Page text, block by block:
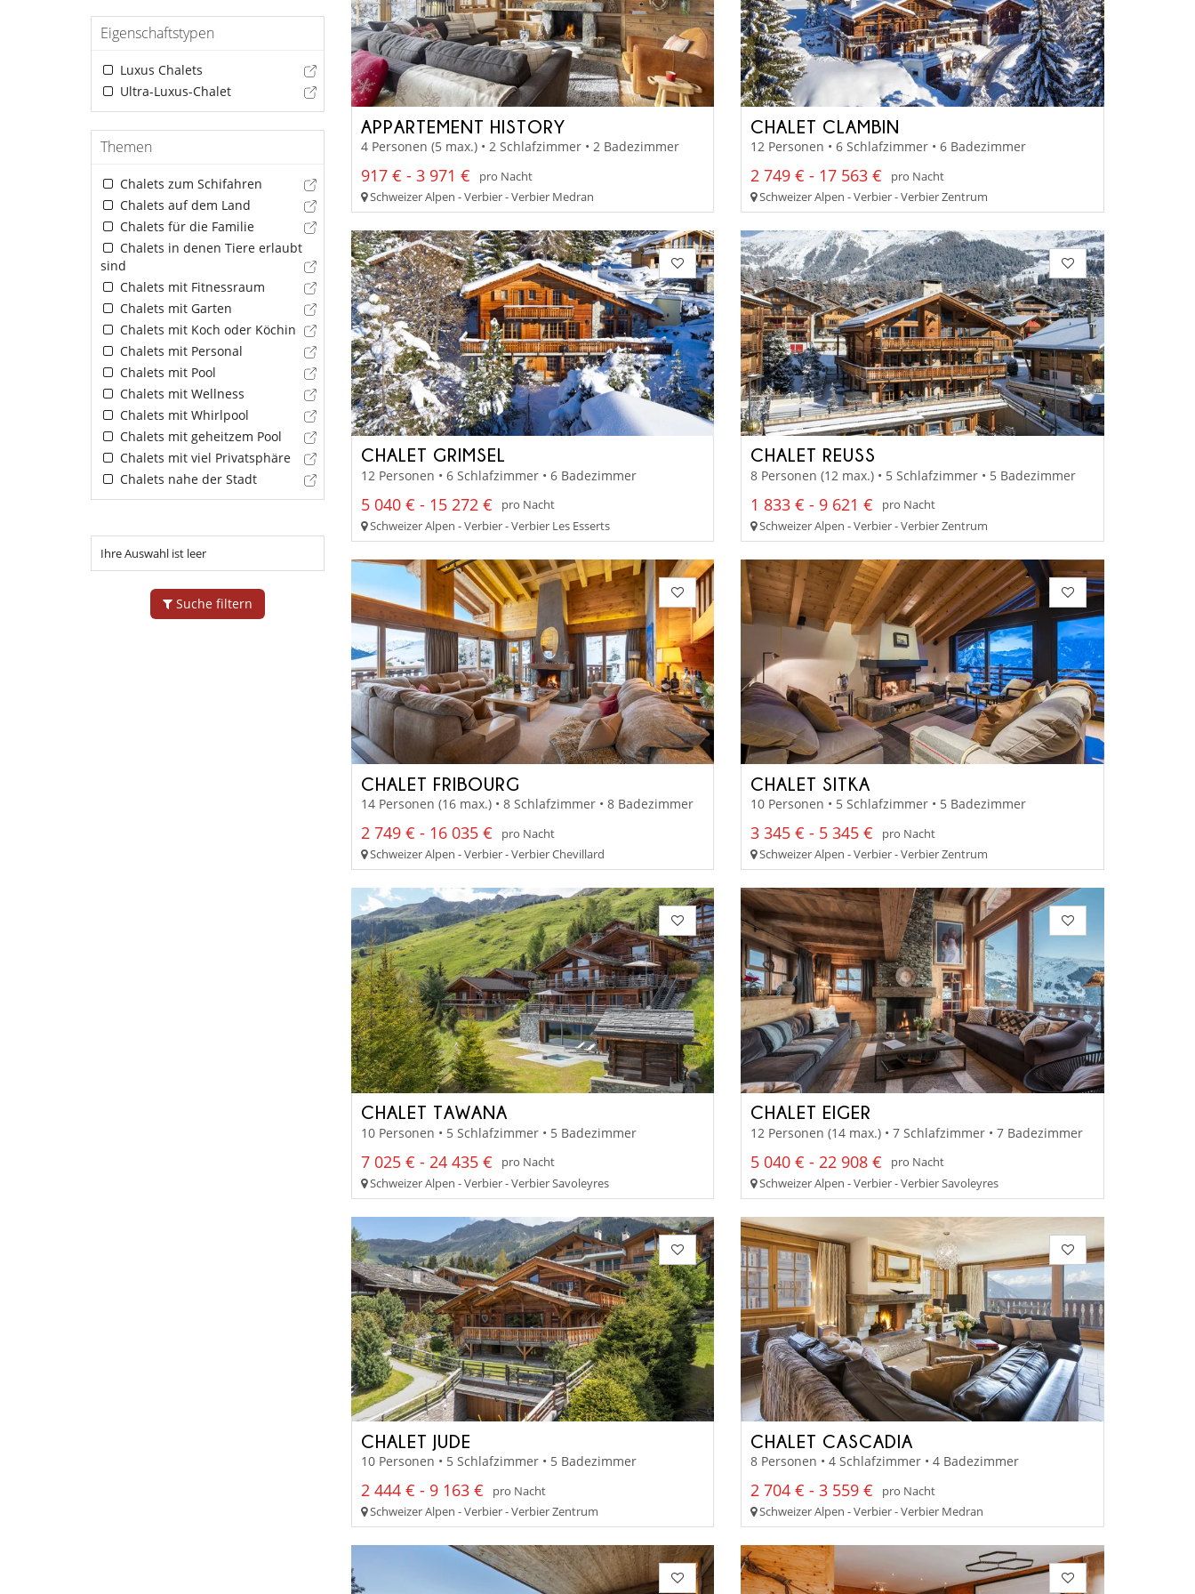
Eigenschaftstypen
Luxus Chalets
Ultra-Luxus-Chalet
Themen
Chalets zum Schifahren
Chalets auf dem Land
Chalets für die Familie
Chalets in denen Tiere erlaubt
sind
Chalets mit Fitnessraum
Chalets mit Garten
Chalets mit Koch oder Köchin
Chalets mit Personal
Chalets mit Pool
Chalets mit Wellness
Chalets mit Whirlpool
Chalets mit geheitzem Pool
Chalets mit viel Privatsphäre
Chalets nahe der Stadt
Ihre Auswahl ist leer
Suche filtern
APPARTEMENT HISTORY
4 Personen (5 max.) • 2 Schlafzimmer • 2 Badezimmer
917 € - 3 971 €
pro Nacht
Schweizer Alpen - Verbier - Verbier Medran
CHALET CLAMBIN
12 Personen • 6 Schlafzimmer • 6 Badezimmer
2 749 € - 17 563 €
pro Nacht
Schweizer Alpen - Verbier - Verbier Zentrum
CHALET GRIMSEL
12 Personen • 6 Schlafzimmer • 6 Badezimmer
5 040 € - 15 272 €
pro Nacht
Schweizer Alpen - Verbier - Verbier Les Esserts
CHALET REUSS
8 Personen (12 max.) • 5 Schlafzimmer • 5 Badezimmer
1 833 € - 9 621 €
pro Nacht
Schweizer Alpen - Verbier - Verbier Zentrum
CHALET FRIBOURG
14 Personen (16 max.) • 8 Schlafzimmer • 8 Badezimmer
2 749 € - 16 035 €
pro Nacht
Schweizer Alpen - Verbier - Verbier Chevillard
CHALET SITKA
10 Personen • 5 Schlafzimmer • 5 Badezimmer
3 345 € - 5 345 €
pro Nacht
Schweizer Alpen - Verbier - Verbier Zentrum
CHALET TAWANA
10 Personen • 5 Schlafzimmer • 5 Badezimmer
7 025 € - 24 435 €
pro Nacht
Schweizer Alpen - Verbier - Verbier Savoleyres
CHALET EIGER
12 Personen (14 max.) • 7 Schlafzimmer • 7 Badezimmer
5 040 € - 22 908 €
pro Nacht
Schweizer Alpen - Verbier - Verbier Savoleyres
CHALET JUDE
10 Personen • 5 Schlafzimmer • 5 Badezimmer
2 444 € - 9 163 €
pro Nacht
Schweizer Alpen - Verbier - Verbier Zentrum
CHALET CASCADIA
8 Personen • 4 Schlafzimmer • 4 Badezimmer
2 704 € - 3 559 €
pro Nacht
Schweizer Alpen - Verbier - Verbier Medran